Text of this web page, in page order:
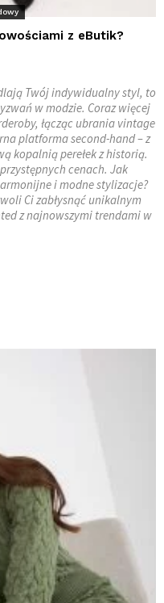
z eButik?
Twój indywidualny styl, to
w modzie. Coraz więcej
łącząc ubrania vintage
platforma second-hand – z
kopalnią perełek z historią.
cenach. Jak
i modne stylizacje?
Ci zabłysnąć unikalnym
z najnowszymi trendami w